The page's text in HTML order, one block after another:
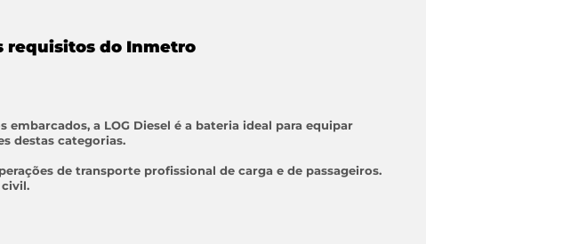
requisitos do Inmetro
a LOG Diesel é a bateria ideal para equipar
destas categorias.
de transporte profissional de carga e de passageiros.